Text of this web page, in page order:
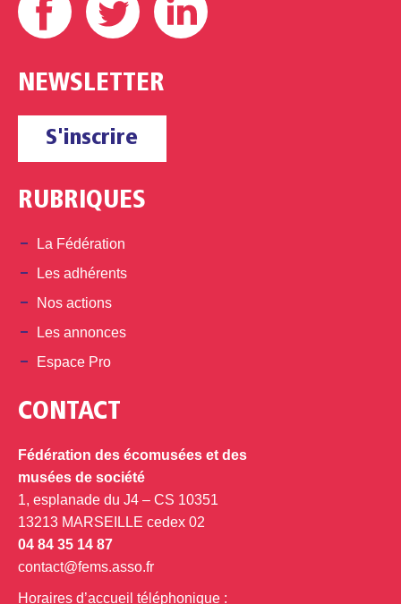
NEWSLETTER
S'inscrire
RUBRIQUES
La Fédération
Les adhérents
Nos actions
Les annonces
Espace Pro
CONTACT
Fédération des écomusées et des
musées de société
1, esplanade du J4 – CS 10351
13213 MARSEILLE cedex 02
04 84 35 14 87
contact@fems.asso.fr
Horaires d’accueil téléphonique :